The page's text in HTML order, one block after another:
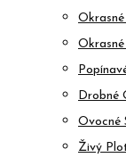
Drobné
Ovocné
Živý